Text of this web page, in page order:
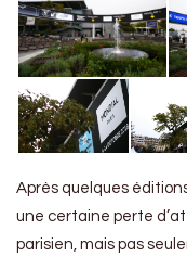
Après quelques
une certaine perte
parisien, mais pas